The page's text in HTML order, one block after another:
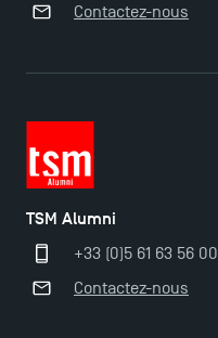
Contactez-nous
TSM Alumni
+33 (0)5 61 63 56 00
Contactez-nous